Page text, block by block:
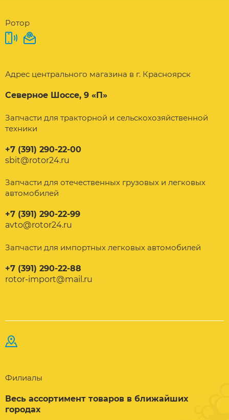
Ротор
Адрес центрального магазина в г. Красноярск
Северное Шоссе, 9 «П»
Запчасти для тракторной и сельскохозяйственной
техники
+7 (391) 290-22-00
sbit@rotor24.ru
Запчасти для отечественных грузовых и легковых
автомобилей
+7 (391) 290-22-99
avto@rotor24.ru
Запчасти для импортных легковых автомобилей
+7 (391) 290-22-88
rotor-import@mail.ru
Филиалы
Весь ассортимент товаров в ближайших
городах